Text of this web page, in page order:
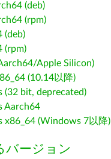
(deb)
(rpm)
(deb)
(rpm)
Apple Silicon)
(10.14以降)
(32 bit, deprecated)
Aarch64
x86_64 (Windows 7以降)
バージョン